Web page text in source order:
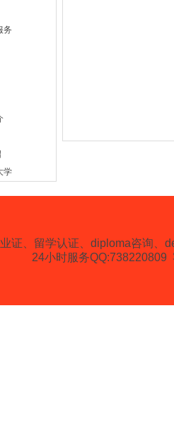
务
学
证、留学认证、diploma咨询、
24小时服务QQ:738220809